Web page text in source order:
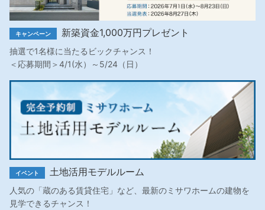
キャンペーン 新築資金1,000万円プレゼント
抽選で1名様に当たるビックチャンス！
＜応募期間＞4/1(水）～5/24（日）
イベント 土地活用モデルルーム
人気の「蔵のある賃貸住宅」など、最新のミサワホームの建物を
見学できるチャンス！